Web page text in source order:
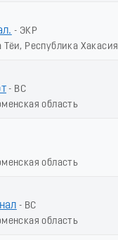
- ЭКР
Тёи, Республика Хакасия
- ВС
область
область
- ВС
область